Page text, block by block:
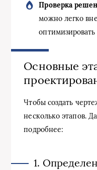
Проверка
можно легко
Основные
Чтобы создать
несколько этапов.
подробнее:
1.